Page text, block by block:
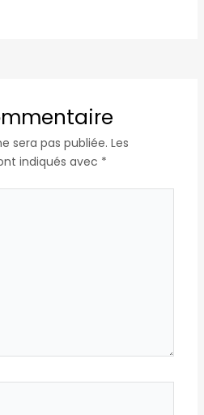
sera pas publiée. Les
indiqués avec *